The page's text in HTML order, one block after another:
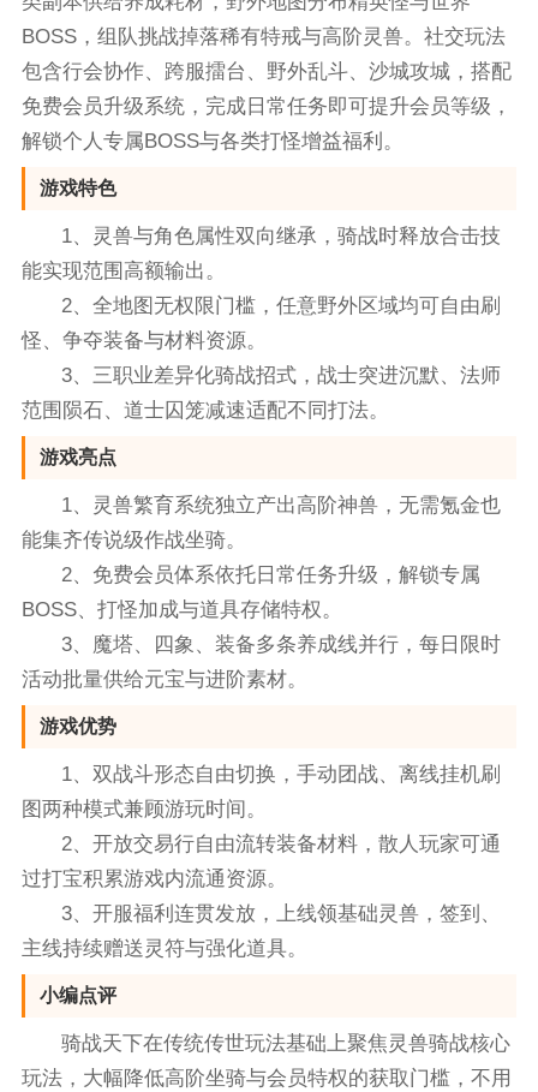
BOSS，组队挑战掉落稀有特戒与高阶灵兽。社交玩法
包含行会协作、跨服擂台、野外乱斗、沙城攻城，搭配
免费会员升级系统，完成日常任务即可提升会员等级，
解锁个人专属BOSS与各类打怪增益福利。
游戏特色
1、灵兽与角色属性双向继承，骑战时释放合击技
能实现范围高额输出。
2、全地图无权限门槛，任意野外区域均可自由刷
怪、争夺装备与材料资源。
3、三职业差异化骑战招式，战士突进沉默、法师
范围陨石、道士囚笼减速适配不同打法。
游戏亮点
1、灵兽繁育系统独立产出高阶神兽，无需氪金也
能集齐传说级作战坐骑。
2、免费会员体系依托日常任务升级，解锁专属
BOSS、打怪加成与道具存储特权。
3、魔塔、四象、装备多条养成线并行，每日限时
活动批量供给元宝与进阶素材。
游戏优势
1、双战斗形态自由切换，手动团战、离线挂机刷
图两种模式兼顾游玩时间。
2、开放交易行自由流转装备材料，散人玩家可通
过打宝积累游戏内流通资源。
3、开服福利连贯发放，上线领基础灵兽，签到、
主线持续赠送灵符与强化道具。
小编点评
骑战天下在传统传世玩法基础上聚焦灵兽骑战核心
玩法，大幅降低高阶坐骑与会员特权的获取门槛，不用